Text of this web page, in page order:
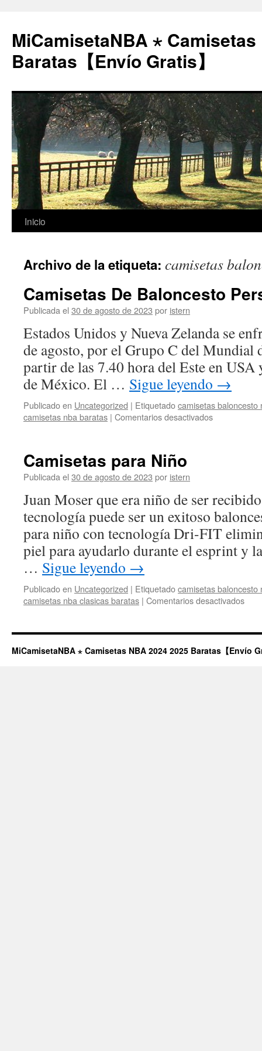
MiCamisetaNBA ⋆ Camisetas
Baratas【Envío Gratis】
Saltar
contenido
Inicio
Archivo de la etiqueta: camisetas
Camisetas De Baloncesto
Publicada el 30 de agosto de 2023 por istern
Estados Unidos y Nueva Zelanda se
de agosto, por el Grupo C del Mundial
partir de las 7.40 hora del Este en USA
de México. El … Sigue leyendo →
Publicado en Uncategorized | Etiquetadocamisetas baloncesto
camisetas nba baratas | Comentarios desactivadosen
Camisetas para Niño
Publicada el 30 de agosto de 2023 por istern
Juan Moser que era niño de ser
tecnología puede ser un exitoso
para niño con tecnología Dri-FIT
piel para ayudarlo durante el esprint y
… Sigue leyendo →
Publicado en Uncategorized | Etiquetadocamisetas baloncesto
camisetas nba clasicas baratas | Comentarios desactivadosen
Niño
MiCamisetaNBA ⋆ Camisetas NBA 2024 2025 Baratas【Envío